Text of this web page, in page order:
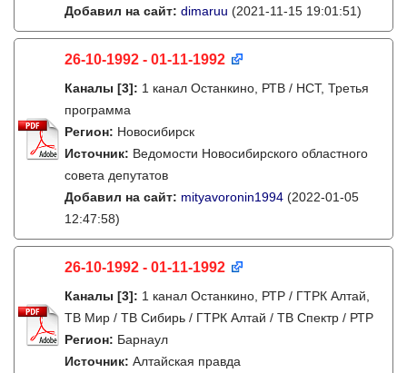
Добавил на сайт: dimaruu (2021-11-15 19:01:51)
26-10-1992 - 01-11-1992
Каналы [3]: 1 канал Останкино, РТВ / НСТ, Третья
программа
Регион: Новосибирск
Источник: Ведомости Новосибирского областного
совета депутатов
Добавил на сайт: mityavoronin1994 (2022-01-05
12:47:58)
26-10-1992 - 01-11-1992
Каналы [3]: 1 канал Останкино, РТР / ГТРК Алтай,
ТВ Мир / ТВ Сибирь / ГТРК Алтай / ТВ Спектр / РТР
Регион: Барнаул
Источник: Алтайская правда